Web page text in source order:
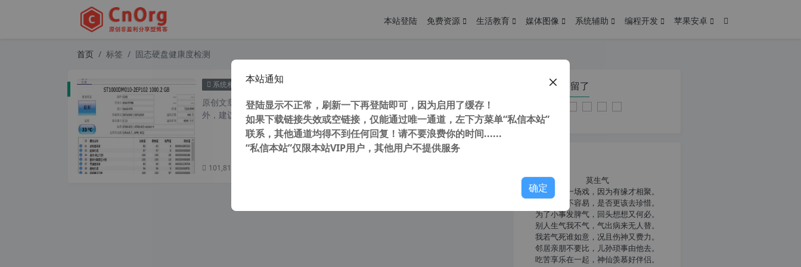
本站登陆 免费资源 生活教育 媒体图像 系统辅助 编程开发 苹果安卓
首页 标签 固态硬盘健康度检测
系统相关 CrystalDiskInfo v8.17.11 中文版 硬盘检测 硬盘健康度检测工具
原创文章，转载请注明： 转载自cnorg.12hp.de 注意：由于网站空间位于国
外，建议避开晚上的访问高峰期...
101,815 次浏览
您在本页停留了
莫生气
人生就像一场戏，因为有缘才相聚。
相扶到老不容易，是否更该去珍惜。
为了小事发脾气，回头想想又何必。
别人生气我不气，气出病来无人替。
我若气死谁如意，况且伤神又费力。
邻居亲朋不要比，儿孙琐事由他去。
吃苦享乐在一起，神仙羡慕好伴侣。
本站通知
登陆显示不正常，刷新一下再登陆即可，因为启用了缓存！
如果下载链接失效或空链接，仅能通过唯一通道，左下方菜单“私信本站”
联系，其他通道均得不到任何回复！请不要浪费你的时间......
“私信本站”仅限本站VIP用户，其他用户不提供服务
确定